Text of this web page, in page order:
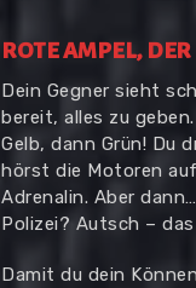
ROTE AMPEL,
Dein Gegner sieht
bereit, alles zu
Gelb, dann Grün! Du
hörst die Motoren
Adrenalin. Aber
Polizei? Autsch –
Damit du dein